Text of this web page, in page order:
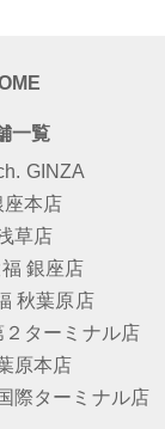
一覧
GINZA
座本店
草店
銀座店
秋葉原店
２ターミナル店
原本店
際ターミナル店